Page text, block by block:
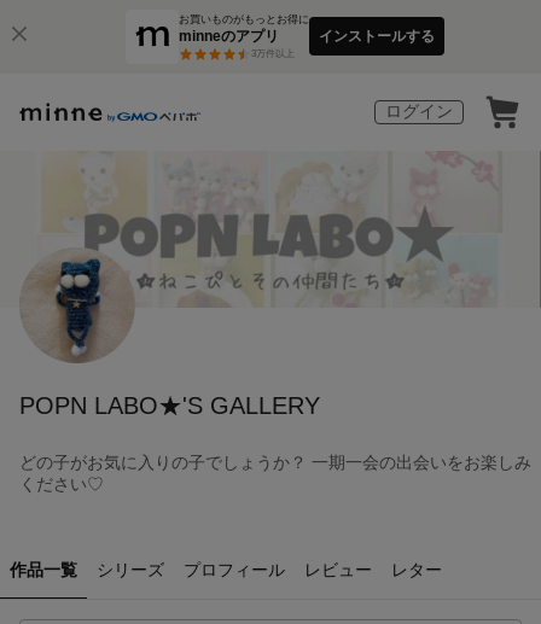
お買いものがもっとお得に
minneのアプリ
3万件以上
インストールする
ログイン
POPN LABO★'S GALLERY
どの子がお気に入りの子でしょうか？ 一期一会の出会いをお楽しみ
ください♡
作品一覧 シリーズ プロフィール レビュー レター